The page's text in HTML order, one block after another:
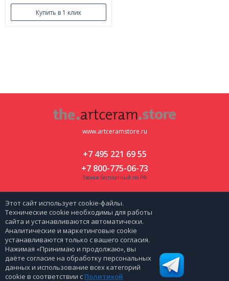
Купить в 1 клик
www.artceramstore.ru
+7 495 221 69 55
+7 800-775-06-73
Звонок бесплатный по РФ
zakaz@artceramstore.ru
Политика персональных данных
Этот сайт использует cookie-файлы.
Технические cookie необходимы для работы
сайта и устанавливаются автоматически.
Аналитические и маркетинговые cookie
устанавливаются только с вашего согласия.
Нажимая «Принимаю и продолжаю», вы
даёте согласие на обработку персональных
данных и использование всех категорий
cookie в соответствии с Политикой